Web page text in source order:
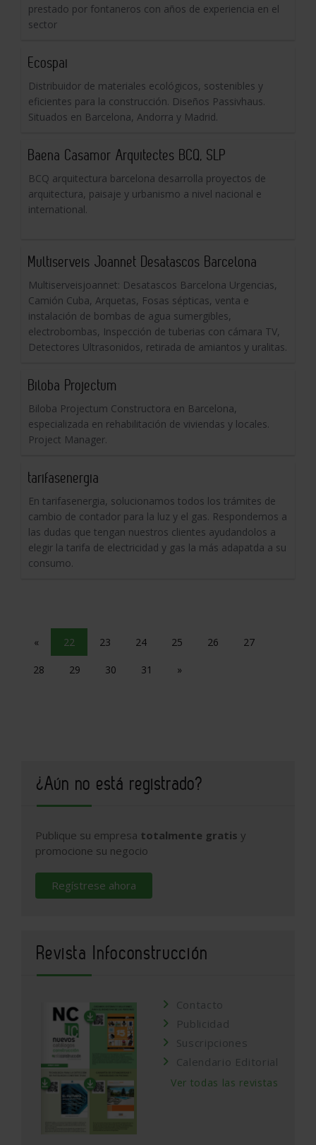
prestado por fontaneros con años de experiencia en el
sector
Ecospai
Distribuidor de materiales ecológicos, sostenibles y
eficientes para la construcción. Diseños Passivhaus.
Situados en Barcelona, Andorra y Madrid.
Baena Casamor Arquitectes BCQ, SLP
BCQ arquitectura barcelona desarrolla proyectos de
arquitectura, paisaje y urbanismo a nivel nacional e
international.
Multiserveis Joannet Desatascos Barcelona
Multiserveisjoannet: Desatascos Barcelona Urgencias,
Camión Cuba, Arquetas, Fosas sépticas, venta e
instalación de bombas de agua sumergibles,
electrobombas, Inspección de tuberias con cámara TV,
Detectores Ultrasonidos, retirada de amiantos y uralitas.
Biloba Projectum
Biloba Projectum Constructora en Barcelona,
especializada en rehabilitación de viviendas y locales.
Project Manager.
tarifasenergia
En tarifasenergia, solucionamos todos los trámites de
cambio de contador para la luz y el gas. Respondemos a
las dudas que tengan nuestros clientes ayudandolos a
elegir la tarifa de electricidad y gas la más adapatda a su
consumo.
« 22 23 24 25 26 27
28 29 30 31 »
¿Aún no está registrado?
Publique su empresa totalmente gratis y
promocione su negocio
Regístrese ahora
Revista Infoconstrucción
Contacto
Publicidad
Suscripciones
Calendario Editorial
Ver todas las revistas